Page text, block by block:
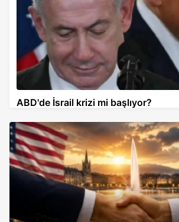
ABD'de İsrail krizi mi başlıyor?